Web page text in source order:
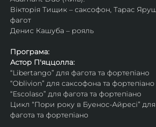
Вікторія Тищик – саксофон, Тарас
фагот
Денис Кашуба – рояль
Програма:
Астор П'яццолла:
“Libertango” для фагота та фортепіано
“Oblivion” для саксофона та фортепіано
“Escolaso” для фагота та фортепіано
Цикл “Пори року в Буенос-Айресі”
фагота та фортепіано